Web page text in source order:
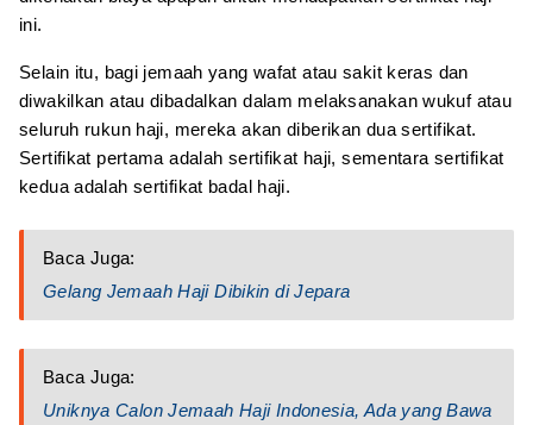
ini.
Selain itu, bagi jemaah yang wafat atau sakit keras dan
diwakilkan atau dibadalkan dalam melaksanakan wukuf atau
seluruh rukun haji, mereka akan diberikan dua sertifikat.
Sertifikat pertama adalah sertifikat haji, sementara sertifikat
kedua adalah sertifikat badal haji.
Baca Juga:
Gelang Jemaah Haji Dibikin di Jepara
Baca Juga:
Uniknya Calon Jemaah Haji Indonesia, Ada yang Bawa